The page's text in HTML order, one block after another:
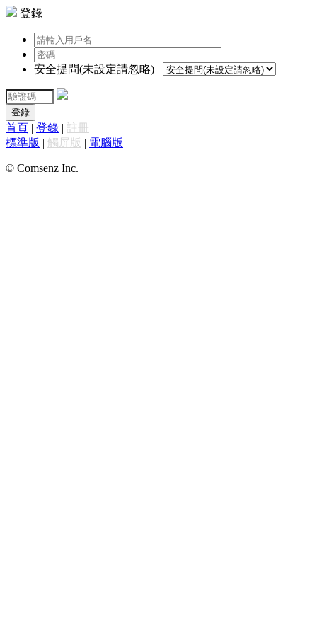
登錄
安全提問(未設定請忽略)
登錄
首頁 | 登錄 | 註冊
標準版 | 觸屏版 | 電腦版 |
© Comsenz Inc.